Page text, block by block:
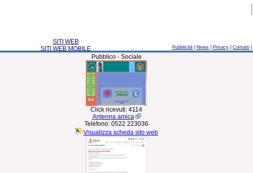
SITI WEB
SITI WEB MOBILE
Pubblicità News Privacy Contatti
Pubblico - Sociale
Click ricevuti: 4114
Antenna amica
Telefono: 0522 223036
Visualizza scheda sito web